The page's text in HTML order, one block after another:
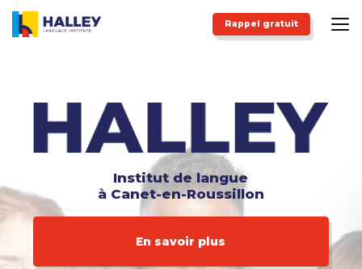
contenu
Rappel gratuit
Institut de langue
à Canet-en-Roussillon
En savoir plus